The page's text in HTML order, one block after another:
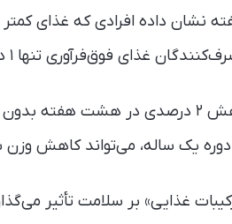
فوق‌فرآوری‌ تنها ۱ درصد کاهش وزن داشتند.
پژوهشگران تأکید دارند که حتی کاهش ۲
یک ساله، می‌تواند کاهش وزن
غذایی» بر سلامت تأثیر